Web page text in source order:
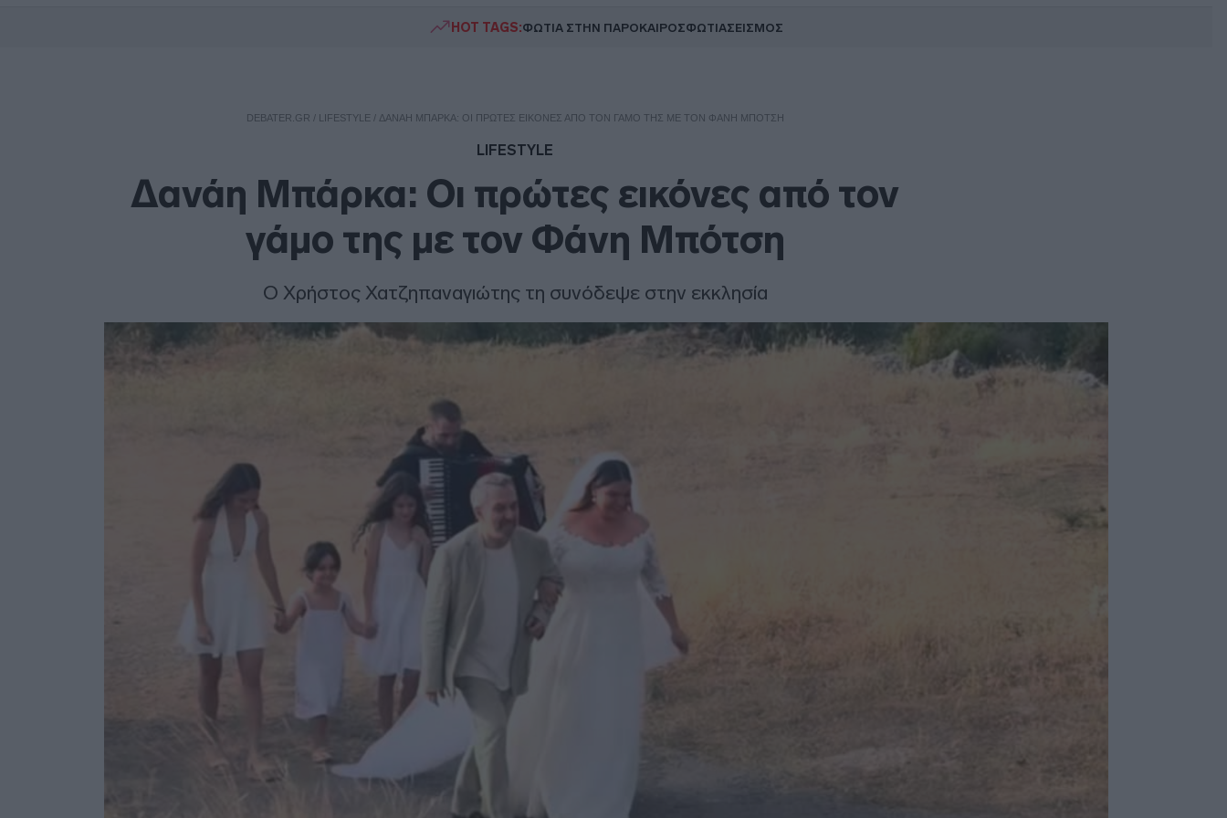
HOT TAGS:ΦΩΤΙΑ ΣΤΗΝ ΠΑΡΟΚΑΙΡΟΣΦΩΤΙΑΣΕΙΣΜΟΣ
DEBATER.GR / LIFESTYLE/ ΔΑΝΆΗ ΜΠΆΡΚΑ: ΟΙ ΠΡΏΤΕΣ ΕΙΚΌΝΕΣ ΑΠΌ ΤΟΝ ΓΆΜΟ ΤΗΣ ΜΕ ΤΟΝ ΦΆΝΗ ΜΠΌΤΣΗ
LIFESTYLE
Δανάη Μπάρκα: Οι πρώτες εικόνες από τον
γάμο της με τον Φάνη Μπότση
Ο Χρήστος Χατζηπαναγιώτης τη συνόδεψε στην εκκλησία